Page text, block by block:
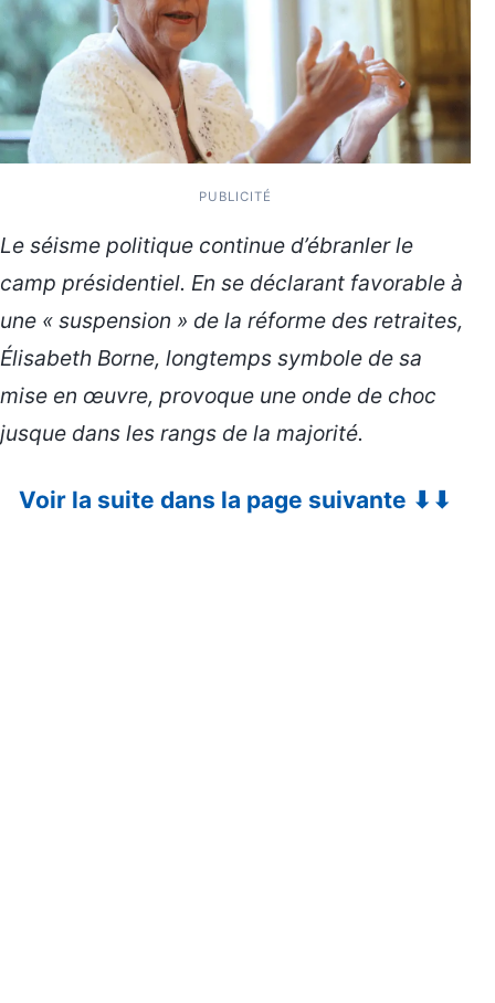
PUBLICITÉ
Le séisme politique continue d’ébranler le
camp présidentiel. En se déclarant favorable à
une « suspension » de la réforme des retraites,
Élisabeth Borne, longtemps symbole de sa
mise en œuvre, provoque une onde de choc
jusque dans les rangs de la majorité.
Voir la suite dans la page suivante ⬇⬇